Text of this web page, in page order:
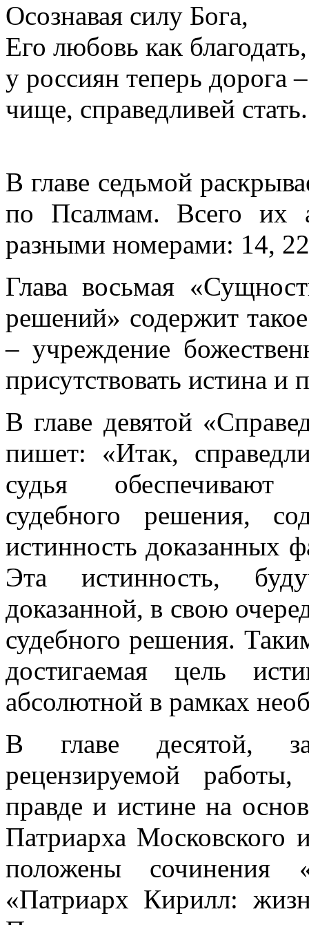
Осознавая силу Бога,
Его любовь как
у россиян теперь дорога
чище, справедливей стать.
В главе седьмой
по Псалмам. Всего их
разными номерами: 14,
Глава восьмая
решений» содержит
– учреждение
присутствовать истина и
В главе девятой
пишет: «Итак,
судья обеспечивают
судебного решения,
истинность доказанных
Эта истинность,
доказанной, в свою
судебного решения.
достигаемая цель
абсолютной в рамках
В главе десятой,
рецензируемой
правде и истине на
Патриарха Московского
положены сочинения
«Патриарх Кирилл: